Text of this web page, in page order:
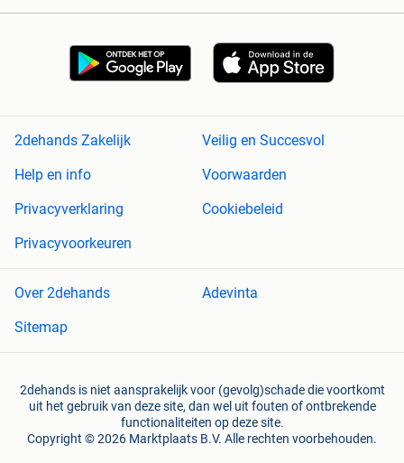
2dehands Zakelijk
Veilig en Succesvol
Help en info
Voorwaarden
Privacyverklaring
Cookiebeleid
Privacyvoorkeuren
Over 2dehands
Adevinta
Sitemap
2dehands is niet aansprakelijk voor (gevolg)schade die voortkomt
uit het gebruik van deze site, dan wel uit fouten of ontbrekende
functionaliteiten op deze site.
Copyright © 2026 Marktplaats B.V. Alle rechten voorbehouden.